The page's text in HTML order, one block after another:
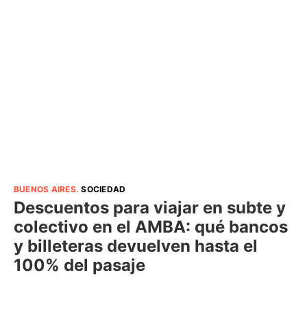
BUENOS AIRES.SOCIEDAD
Descuentos para viajar en subte y
colectivo en el AMBA: qué bancos
y billeteras devuelven hasta el
100% del pasaje